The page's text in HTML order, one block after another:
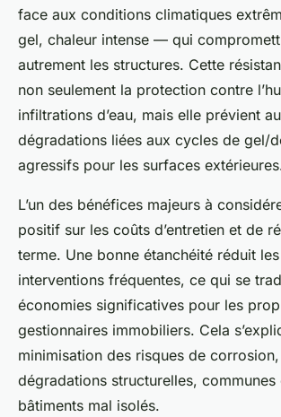
face aux conditions climatiques
gel, chaleur intense — qui
autrement les structures. Cette
non seulement la protection contre
infiltrations d’eau, mais elle prévient
dégradations liées aux cycles de gel/
agressifs pour les surfaces
L’un des bénéfices majeurs à
positif sur les coûts d’entretien et de
terme. Une bonne étanchéité réduit
interventions fréquentes, ce qui se
économies significatives pour les
gestionnaires immobiliers. Cela
minimisation des risques de
dégradations structurelles, communes
bâtiments mal isolés.